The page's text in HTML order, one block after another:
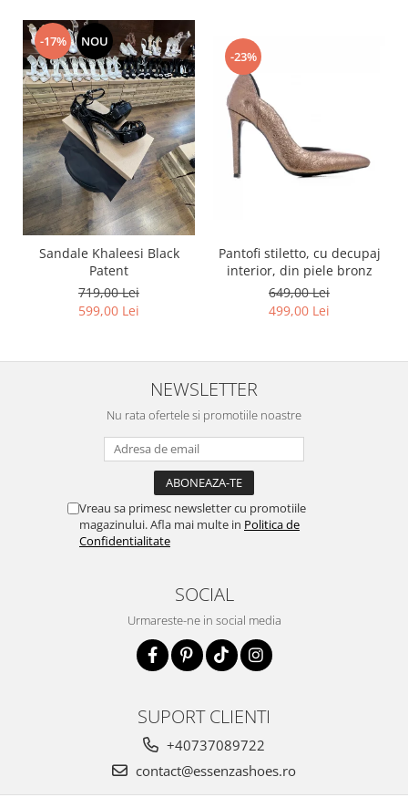
-17% NOU
Sandale Khaleesi Black
Patent
719,00 Lei
599,00 Lei
-23%
Pantofi stiletto, cu decupaj
interior, din piele bronz
649,00 Lei
499,00 Lei
NEWSLETTER
Nu rata ofertele si promotiile noastre
Vreau sa primesc newsletter cu promotiile
magazinului. Afla mai multe in Politica de
Confidentialitate
SOCIAL
Urmareste-ne in social media
SUPORT CLIENTI
+40737089722
contact@essenzashoes.ro